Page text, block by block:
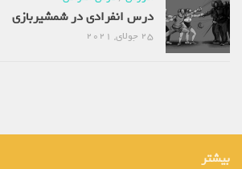
درس انفرادی در شمشیربازی
بیشتر